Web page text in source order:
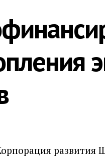
развития